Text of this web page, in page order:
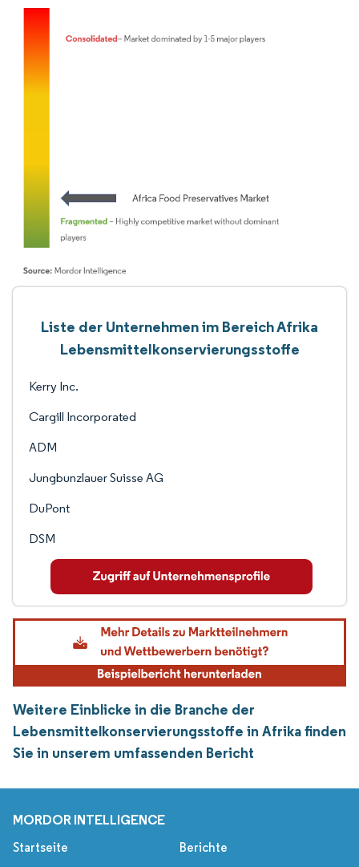
Liste der Unternehmen im Bereich Afrika
Lebensmittelkonservierungsstoffe
Kerry Inc.
Cargill Incorporated
ADM
Jungbunzlauer Suisse AG
DuPont
DSM
Weitere Einblicke in die Branche der
Lebensmittelkonservierungsstoffe in Afrika finden
Sie in unserem umfassenden Bericht
MORDOR INTELLIGENCE
Startseite Berichte